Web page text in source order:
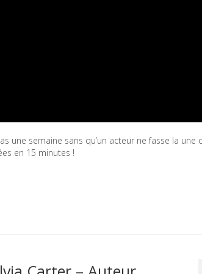
une semaine sans qu’un acteur ne fasse la une
en 15 minutes !